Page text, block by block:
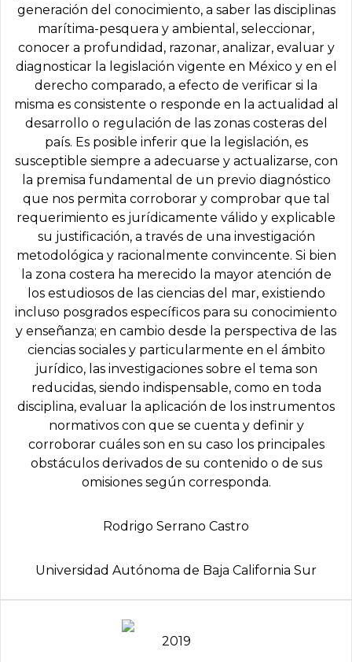
generación del conocimiento, a saber las disciplinas
marítima-pesquera y ambiental, seleccionar,
conocer a profundidad, razonar, analizar, evaluar y
diagnosticar la legislación vigente en México y en el
derecho comparado, a efecto de verificar si la
misma es consistente o responde en la actualidad al
desarrollo o regulación de las zonas costeras del
país. Es posible inferir que la legislación, es
susceptible siempre a adecuarse y actualizarse, con
la premisa fundamental de un previo diagnóstico
que nos permita corroborar y comprobar que tal
requerimiento es jurídicamente válido y explicable
su justificación, a través de una investigación
metodológica y racionalmente convincente. Si bien
la zona costera ha merecido la mayor atención de
los estudiosos de las ciencias del mar, existiendo
incluso posgrados específicos para su conocimiento
y enseñanza; en cambio desde la perspectiva de las
ciencias sociales y particularmente en el ámbito
jurídico, las investigaciones sobre el tema son
reducidas, siendo indispensable, como en toda
disciplina, evaluar la aplicación de los instrumentos
normativos con que se cuenta y definir y
corroborar cuáles son en su caso los principales
obstáculos derivados de su contenido o de sus
omisiones según corresponda.
Rodrigo Serrano Castro
Universidad Autónoma de Baja California Sur
2019